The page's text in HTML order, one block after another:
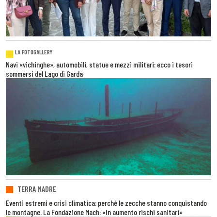
LA FOTOGALLERY
Navi «vichinghe», automobili, statue e mezzi militari: ecco i tesori
sommersi del Lago di Garda
TERRA MADRE
Eventi estremi e crisi climatica: perché le zecche stanno conquistando
le montagne. La Fondazione Mach: «In aumento rischi sanitari»